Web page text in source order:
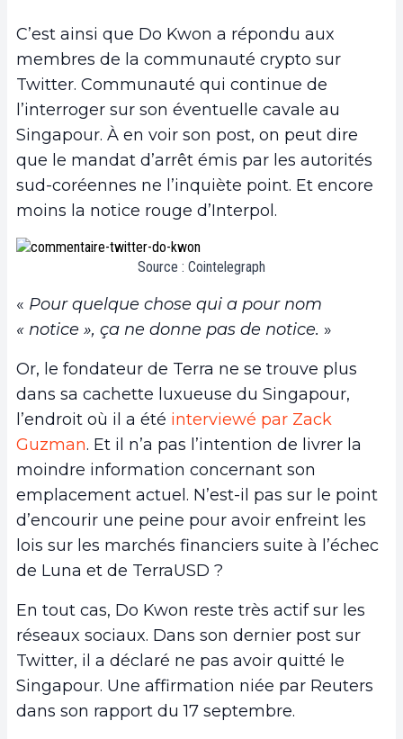
C’est ainsi que Do Kwon a répondu aux
membres de la communauté crypto sur
Twitter. Communauté qui continue de
l’interroger sur son éventuelle cavale au
Singapour. À en voir son post, on peut dire
que le mandat d’arrêt émis par les autorités
sud-coréennes ne l’inquiète point. Et encore
moins la notice rouge d’Interpol.
Source : Cointelegraph
« Pour quelque chose qui a pour nom
« notice », ça ne donne pas de notice. »
Or, le fondateur de Terra ne se trouve plus
dans sa cachette luxueuse du Singapour,
l’endroit où il a été interviewé par Zack
Guzman. Et il n’a pas l’intention de livrer la
moindre information concernant son
emplacement actuel. N’est-il pas sur le point
d’encourir une peine pour avoir enfreint les
lois sur les marchés financiers suite à l’échec
de Luna et de TerraUSD ?
En tout cas, Do Kwon reste très actif sur les
réseaux sociaux. Dans son dernier post sur
Twitter, il a déclaré ne pas avoir quitté le
Singapour. Une affirmation niée par Reuters
dans son rapport du 17 septembre.